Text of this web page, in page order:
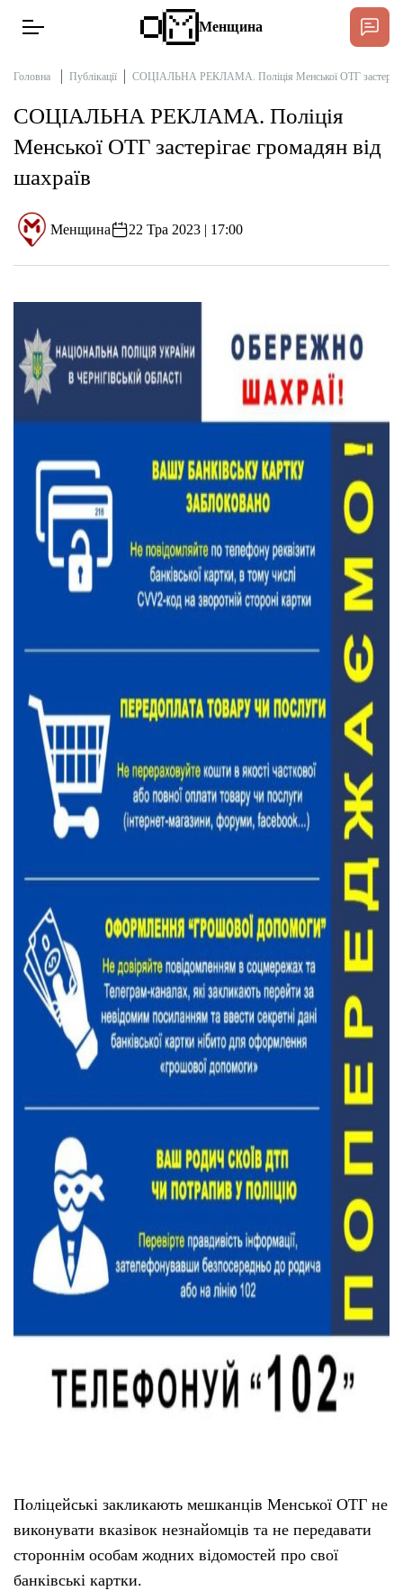
Новини
Інтерв’ю
Тексти
Про нас
Бюджет
Довідник
Контакти
Рекламні прайси
Підтримати «місцевих»
Редакційна політика
Етичний кодекс
Підтримати
Менщина
Головна Публікації СОЦІАЛЬНА РЕКЛАМА. Поліція Менської ОТГ застерігає
СОЦІАЛЬНА РЕКЛАМА. Поліція
Менської ОТГ застерігає громадян від
шахраїв
Менщина 22 Тра 2023 | 17:00
Поліцейські закликають мешканців Менської ОТГ не
виконувати вказівок незнайомців та не передавати
стороннім особам жодних відомостей про свої
банківські картки.